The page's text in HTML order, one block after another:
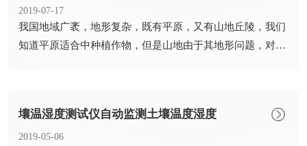
2019-07-17
​我国地域广袤，地形复杂，既有平原，又有山地丘陵，我们
知道平原适合中种植作物，但是山地由于其地形问题，对于
壤温湿度测试仪自动监测土壤温度湿度
2019-05-06